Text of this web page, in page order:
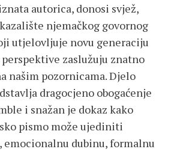
autorica, donosi svjež,
njemačkog govornog
utjelovljuje novu generaciju
zaslužuju znatno
našim pozornicama. Djelo
dragocjeno obogaćenje
i snažan je dokaz kako
pismo može ujediniti
dubinu, formalnu